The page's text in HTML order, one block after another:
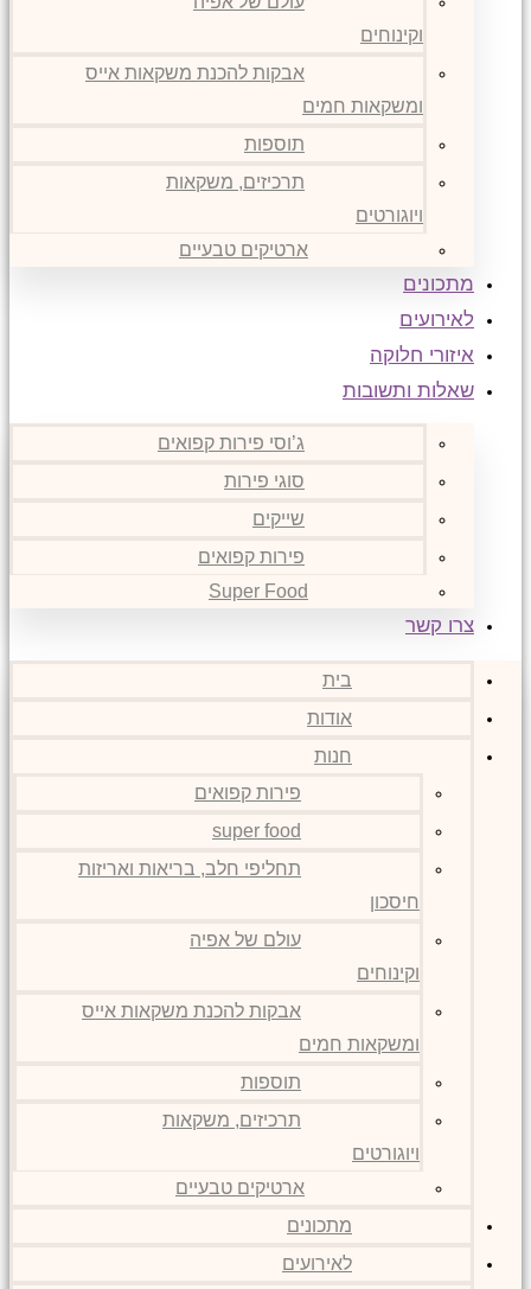
וקינוחים
אבקות להכנת משקאות אייס
ומשקאות חמים
תוספות
תרכיזים, משקאות
ויוגורטים
ארטיקים טבעיים
מתכונים
לאירועים
איזורי חלוקה
שאלות ותשובות
ג’וסי פירות קפואים
סוגי פירות
שייקים
פירות קפואים
Super Food
צרו קשר
בית
אודות
חנות
פירות קפואים
super food
תחליפי חלב, בריאות ואריזות
חיסכון
עולם של אפיה
וקינוחים
אבקות להכנת משקאות אייס
ומשקאות חמים
תוספות
תרכיזים, משקאות
ויוגורטים
ארטיקים טבעיים
מתכונים
לאירועים